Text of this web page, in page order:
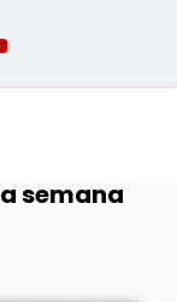
semana